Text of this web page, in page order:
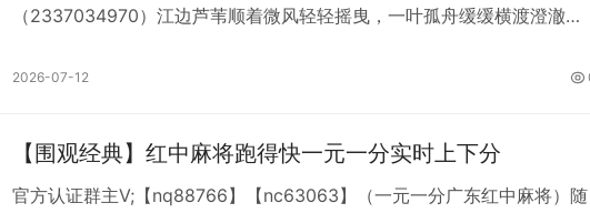
（2337034970）江边芦苇顺着微风轻轻摇曳，一叶孤舟缓缓横渡澄澈秋
2026-07-12
【围观经典】红中麻将跑得快一元一分实时上下分
官方认证群主V;【nq88766】【nc63063】（一元一分广东红中麻将）随